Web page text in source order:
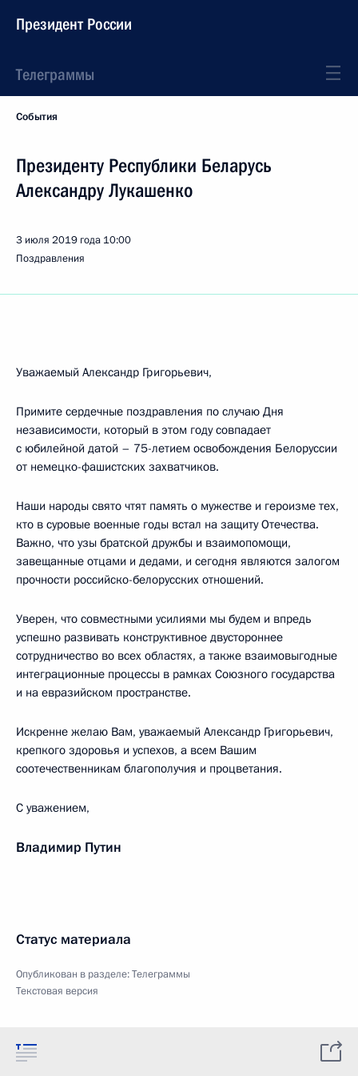
Президент России
Телеграммы
События
Президенту Республики Беларусь
Александру Лукашенко
3 июля 2019 года 10:00
Поздравления
Уважаемый Александр Григорьевич,
Примите сердечные поздравления по случаю Дня
независимости, который в этом году совпадает
с юбилейной датой – 75-летием освобождения Белоруссии
от немецко-фашистских захватчиков.
Наши народы свято чтят память о мужестве и героизме тех,
кто в суровые военные годы встал на защиту Отечества.
Важно, что узы братской дружбы и взаимопомощи,
завещанные отцами и дедами, и сегодня являются залогом
прочности российско-белорусских отношений.
Уверен, что совместными усилиями мы будем и впредь
успешно развивать конструктивное двустороннее
сотрудничество во всех областях, а также взаимовыгодные
интеграционные процессы в рамках Союзного государства
и на евразийском пространстве.
Искренне желаю Вам, уважаемый Александр Григорьевич,
крепкого здоровья и успехов, а всем Вашим
соотечественникам благополучия и процветания.
С уважением,
Владимир Путин
Статус материала
Опубликован в разделе:Телеграммы
Текстовая версия